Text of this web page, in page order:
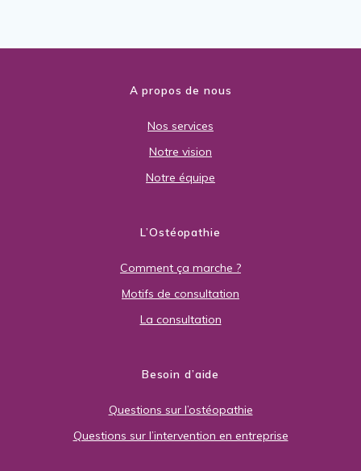
A propos de nous
Nos services
Notre vision
Notre équipe
L’Ostéopathie
Comment ça marche ?
Motifs de consultation
La consultation
Besoin d’aide
Questions sur l’ostéopathie
Questions sur l’intervention en entreprise